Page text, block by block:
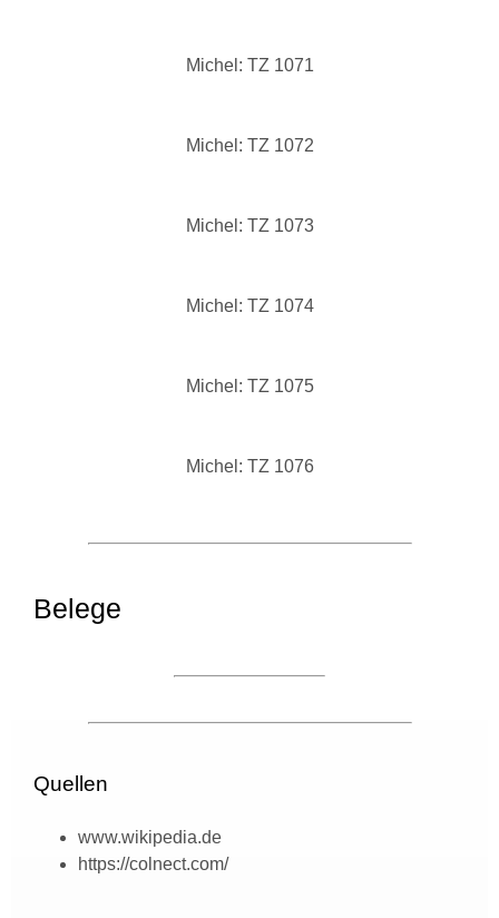
Michel: TZ 1071
Michel: TZ 1072
Michel: TZ 1073
Michel: TZ 1074
Michel: TZ 1075
Michel: TZ 1076
Belege
Quellen
www.wikipedia.de
https://colnect.com/